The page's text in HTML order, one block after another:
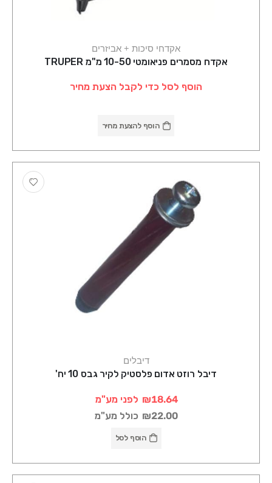
אקדחי סיכות + אביזרים
אקדח מסמרים פניאומטי 10-50 מ"מ TRUPER
הוסף לסל כדי לקבל הצעת מחיר
הוסף להצעת מחיר
דיבלים
דיבל רוזט אדום פלסטיק לקיר גבס 10 יח'
₪18.64 לפני מע"מ
₪22.00 כולל מע"מ
הוסף לסל